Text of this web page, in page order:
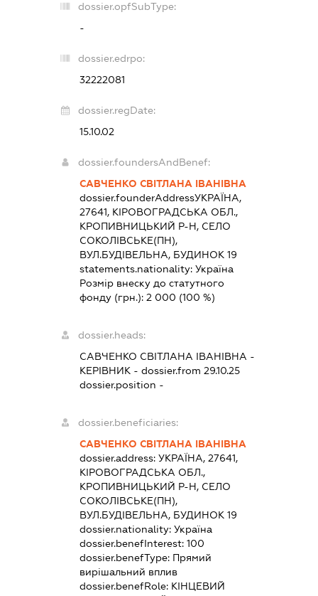
dossier.opfSubType:
-
dossier.edrpo:
32222081
dossier.regDate:
15.10.02
dossier.foundersAndBenef:
САВЧЕНКО СВІТЛАНА ІВАНІВНА
dossier.founderAddressУКРАЇНА,
27641, КІРОВОГРАДСЬКА ОБЛ.,
КРОПИВНИЦЬКИЙ Р-Н, СЕЛО
СОКОЛІВСЬКЕ(ПН),
ВУЛ.БУДІВЕЛЬНА, БУДИНОК 19
statements.nationality:Україна
Розмір внеску до статутного
фонду (грн.):2 000 (100 %)
dossier.heads:
САВЧЕНКО СВІТЛАНА ІВАНІВНА -
КЕРІВНИК - dossier.from 29.10.25
dossier.position -
dossier.beneficiaries:
САВЧЕНКО СВІТЛАНА ІВАНІВНА
dossier.address:УКРАЇНА, 27641,
КІРОВОГРАДСЬКА ОБЛ.,
КРОПИВНИЦЬКИЙ Р-Н, СЕЛО
СОКОЛІВСЬКЕ(ПН),
ВУЛ.БУДІВЕЛЬНА, БУДИНОК 19
dossier.nationality:Україна
dossier.benefInterest:100
dossier.benefType: Прямий
вирішальний вплив
dossier.benefRole: КІНЦЕВИЙ